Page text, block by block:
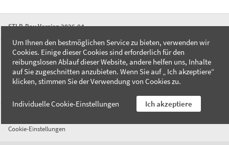
STLB-Bau Version 2026-04
FAQ
Kontakt
Datenschutzerklärung
Cookie-Einstellungen
Um Ihnen den bestmöglichen Service zu bieten, verwenden wir
Cookies. Einige dieser Cookies sind erforderlich für den
reibungslosen Ablauf dieser Website, andere helfen uns, Inhalte
auf Sie zugeschnitten anzubieten. Wenn Sie auf „ Ich akzeptiere“
klicken, stimmen Sie der Verwendung von Cookies zu.
Individuelle Cookie-Einstellungen Ich akzeptiere